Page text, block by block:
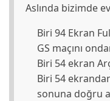
Aslında bizimde
Biri 94 Ekran
GS maçını
Biri 54 ekran
Biri 54
sonuna doğru